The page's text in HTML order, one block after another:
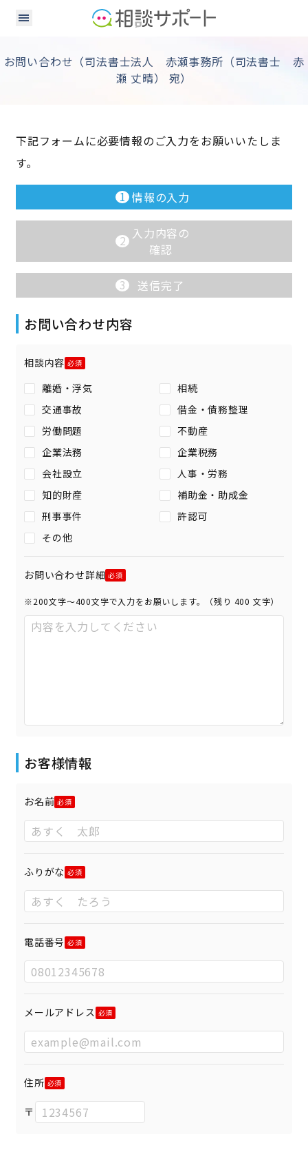
お問い合わせ（司法書士法人 赤瀬事務所（司法書士 赤
瀬 丈晴） 宛）
下記フォームに必要情報のご入力をお願いいたしま
す。
1 情報の入力
2 入力内容の
確認
3 送信完了
お問い合わせ内容
相談内容
離婚・浮気
相続
交通事故
借金・債務整理
労働問題
不動産
企業法務
企業税務
会社設立
人事・労務
知的財産
補助金・助成金
刑事事件
許認可
その他
お問い合わせ詳細
※200文字〜400文字で入力をお願いします。（残り 400 文字）
お客様情報
お名前
ふりがな
電話番号
メールアドレス
住所
〒